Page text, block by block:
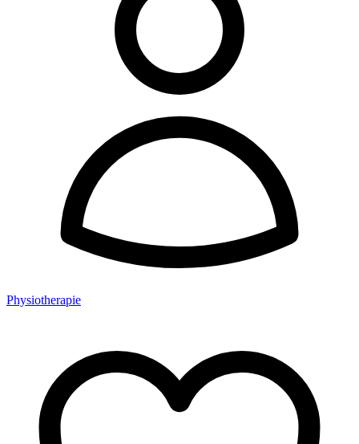
Physiotherapie